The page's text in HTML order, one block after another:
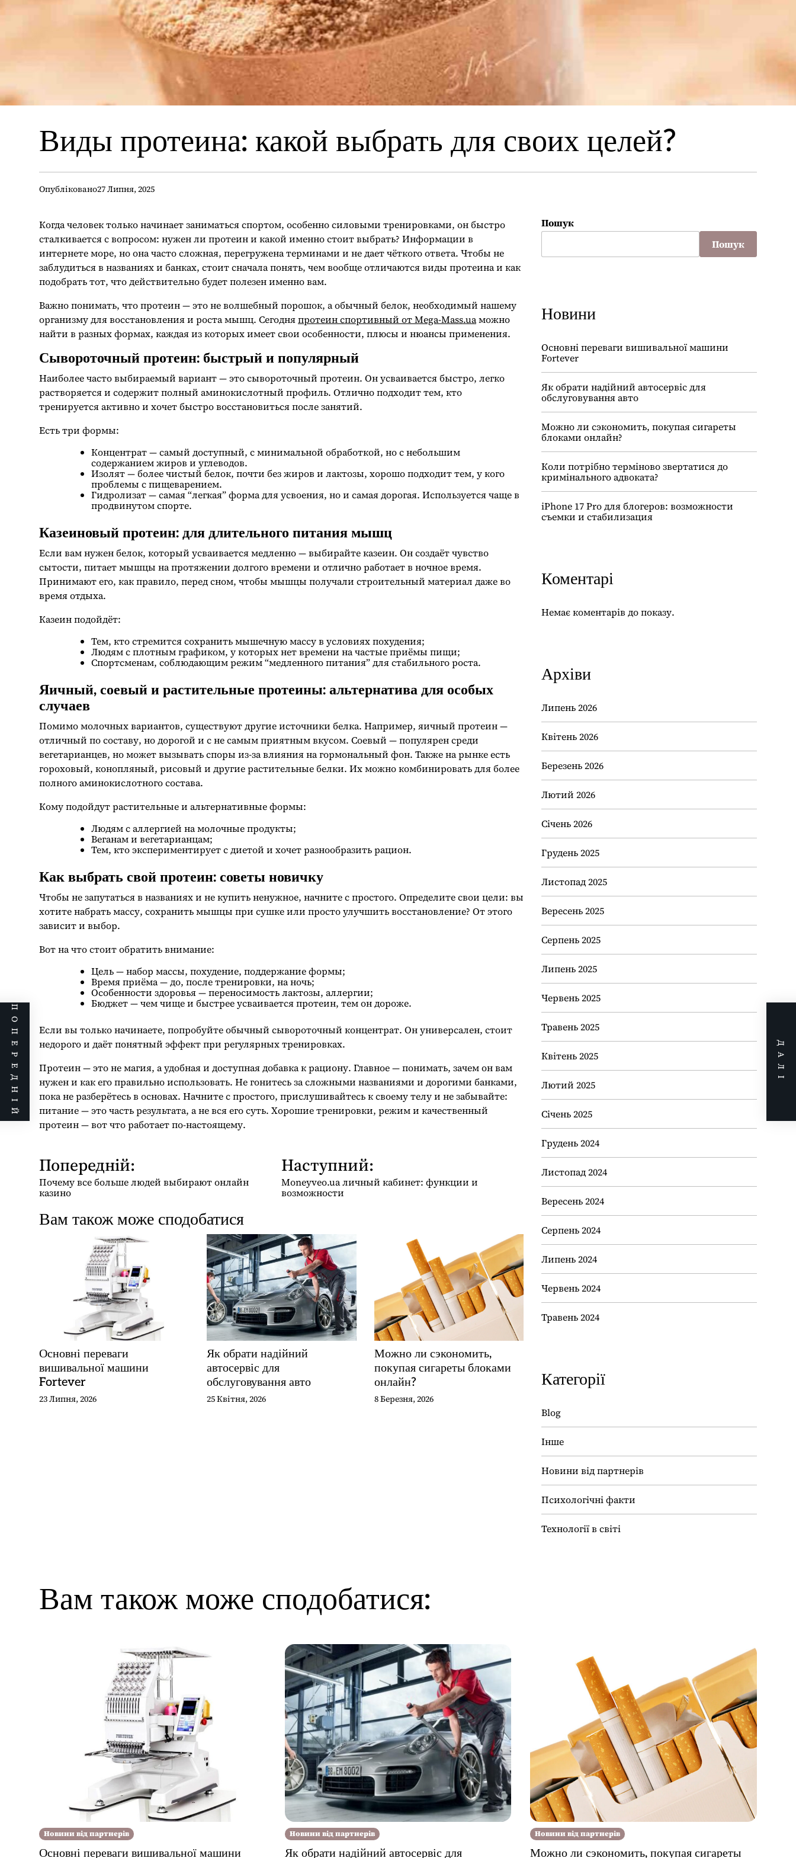
Виды протеина: какой выбрать для своих целей?
Опубліковано27 Липня, 2025
Когда человек только начинает заниматься спортом, особенно силовыми тренировками, он быстро
сталкивается с вопросом: нужен ли протеин и какой именно стоит выбрать? Информации в
интернете море, но она часто сложная, перегружена терминами и не дает чёткого ответа. Чтобы не
заблудиться в названиях и банках, стоит сначала понять, чем вообще отличаются виды протеина и как
подобрать тот, что действительно будет полезен именно вам.
Важно понимать, что протеин — это не волшебный порошок, а обычный белок, необходимый нашему
организму для восстановления и роста мышц. Сегодняпротеин спортивный от Mega-Mass.uaможно
найти в разных формах, каждая из которых имеет свои особенности, плюсы и нюансы применения.
Сывороточный протеин: быстрый и популярный
Наиболее часто выбираемый вариант — это сывороточный протеин. Он усваивается быстро, легко
растворяется и содержит полный аминокислотный профиль. Отлично подходит тем, кто
тренируется активно и хочет быстро восстановиться после занятий.
Есть три формы:
Концентрат — самый доступный, с минимальной обработкой, но с небольшим
содержанием жиров и углеводов.
Изолят — более чистый белок, почти без жиров и лактозы, хорошо подходит тем, у кого
проблемы с пищеварением.
Гидролизат — самая “легкая” форма для усвоения, но и самая дорогая. Используется чаще в
продвинутом спорте.
Казеиновый протеин: для длительного питания мышц
Если вам нужен белок, который усваивается медленно — выбирайте казеин. Он создаёт чувство
сытости, питает мышцы на протяжении долгого времени и отлично работает в ночное время.
Принимают его, как правило, перед сном, чтобы мышцы получали строительный материал даже во
время отдыха.
Казеин подойдёт:
Тем, кто стремится сохранить мышечную массу в условиях похудения;
Людям с плотным графиком, у которых нет времени на частые приёмы пищи;
Спортсменам, соблюдающим режим “медленного питания” для стабильного роста.
Яичный, соевый и растительные протеины: альтернатива для особых
случаев
Помимо молочных вариантов, существуют другие источники белка. Например, яичный протеин —
отличный по составу, но дорогой и с не самым приятным вкусом. Соевый — популярен среди
вегетарианцев, но может вызывать споры из-за влияния на гормональный фон. Также на рынке есть
гороховый, конопляный, рисовый и другие растительные белки. Их можно комбинировать для более
полного аминокислотного состава.
Кому подойдут растительные и альтернативные формы:
Людям с аллергией на молочные продукты;
Веганам и вегетарианцам;
Тем, кто экспериментирует с диетой и хочет разнообразить рацион.
Как выбрать свой протеин: советы новичку
Чтобы не запутаться в названиях и не купить ненужное, начните с простого. Определите свои цели: вы
хотите набрать массу, сохранить мышцы при сушке или просто улучшить восстановление? От этого
зависит и выбор.
Вот на что стоит обратить внимание:
Цель — набор массы, похудение, поддержание формы;
Время приёма — до, после тренировки, на ночь;
Особенности здоровья — переносимость лактозы, аллергии;
Бюджет — чем чище и быстрее усваивается протеин, тем он дороже.
Если вы только начинаете, попробуйте обычный сывороточный концентрат. Он универсален, стоит
недорого и даёт понятный эффект при регулярных тренировках.
Протеин — это не магия, а удобная и доступная добавка к рациону. Главное — понимать, зачем он вам
нужен и как его правильно использовать. Не гонитесь за сложными названиями и дорогими банками,
пока не разберётесь в основах. Начните с простого, прислушивайтесь к своему телу и не забывайте:
питание — это часть результата, а не вся его суть. Хорошие тренировки, режим и качественный
протеин — вот что работает по-настоящему.
Н
а
в
і
г
и
с
і
в
Попередній:
Почему все больше людей выбирают онлайн
казино
Наступний:
Moneyveo.ua личный кабинет: функции и
возможности
Вам також може сподобатися
Основні переваги
вишивальної машини
Fortever
23 Липня, 2026
Як обрати надійний
автосервіс для
обслуговування авто
25 Квітня, 2026
Можно ли сэкономить,
покупая сигареты блоками
онлайн?
8 Березня, 2026
Пошук
Пошук
Новини
Основні переваги вишивальної машини
Fortever
Як обрати надійний автосервіс для
обслуговування авто
Можно ли сэкономить, покупая сигареты
блоками онлайн?
Коли потрібно терміново звертатися до
кримінального адвоката?
iPhone 17 Pro для блогеров: возможности
съемки и стабилизация
Коментарі
Немає коментарів до показу.
Архіви
Липень 2026
Квітень 2026
Березень 2026
Лютий 2026
Січень 2026
Грудень 2025
Листопад 2025
Вересень 2025
Серпень 2025
Липень 2025
Червень 2025
Травень 2025
Квітень 2025
Лютий 2025
Січень 2025
Грудень 2024
Листопад 2024
Вересень 2024
Серпень 2024
Липень 2024
Червень 2024
Травень 2024
Категорії
Blog
Інше
Новини від партнерів
Психологічні факти
Технології в світі
ПОПЕРЕДНІЙ ДАЛІ
Вам також може сподобатися:
Новини від партнерів
Основні переваги вишивальної машини
Новини від партнерів
Як обрати надійний автосервіс для
Новини від партнерів
Можно ли сэкономить, покупая сигареты